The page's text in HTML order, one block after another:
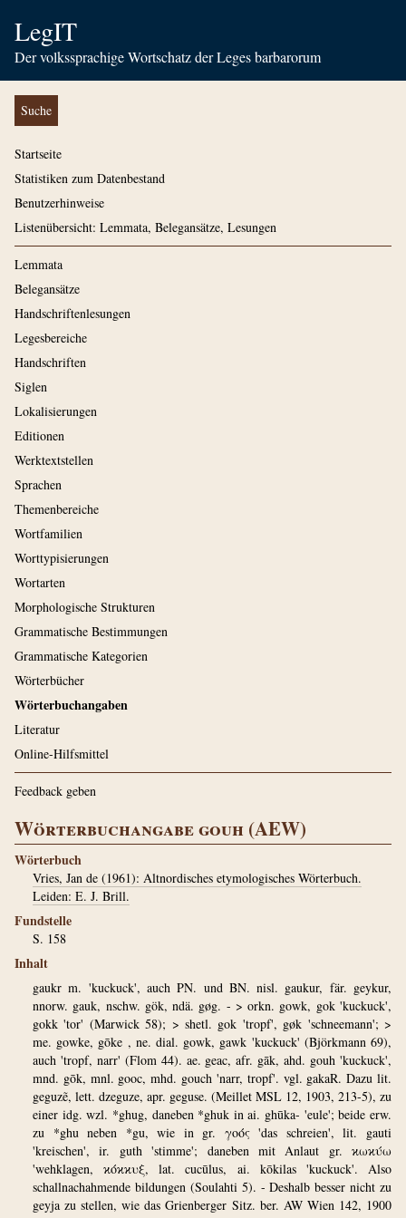
LegIT
Der volkssprachige Wortschatz der Leges barbarorum
Suche
Startseite
Statistiken zum Datenbestand
Benutzerhinweise
Listenübersicht: Lemmata, Belegansätze, Lesungen
Lemmata
Belegansätze
Handschriftenlesungen
Legesbereiche
Handschriften
Siglen
Lokalisierungen
Editionen
Werktextstellen
Sprachen
Themenbereiche
Wortfamilien
Worttypisierungen
Wortarten
Morphologische Strukturen
Grammatische Bestimmungen
Grammatische Kategorien
Wörterbücher
Wörterbuchangaben
Literatur
Online-Hilfsmittel
Feedback geben
Wörterbuchangabe gouh (AEW)
Wörterbuch
Vries, Jan de (1961): Altnordisches etymologisches Wörterbuch.
Leiden: E. J. Brill.
Fundstelle
S. 158
Inhalt
gaukr m. 'kuckuck', auch PN. und BN. nisl. gaukur, fär. geykur,
nnorw. gauk, nschw. gök, ndä. gøg. - > orkn. gowk, gok 'kuckuck',
gokk 'tor' (Marwick 58); > shetl. gok 'tropf', gøk 'schneemann'; >
me. gowke, gōke , ne. dial. gowk, gawk 'kuckuck' (Björkmann 69),
auch 'tropf, narr' (Flom 44). ae. geac, afr. gāk, ahd. gouh 'kuckuck',
mnd. gōk, mnl. gooc, mhd. gouch 'narr, tropf'. vgl. gakaR. Dazu lit.
geguzẽ, lett. dzeguze, apr. geguse. (Meillet MSL 12, 1903, 213-5), zu
einer idg. wzl. *ghug, daneben *ghuk in ai. ghūka- 'eule'; beide erw.
zu *ghu neben *gu, wie in gr. γοός 'das schreien', lit. gauti
'kreischen', ir. guth 'stimme'; daneben mit Anlaut gr. ϰωϰύω
'wehklagen, ϰόϰϰυξ, lat. cucūlus, ai. kōkilas 'kuckuck'. Also
schallnachahmende bildungen (Soulahti 5). - Deshalb besser nicht zu
geyja zu stellen, wie das Grienberger Sitz. ber. AW Wien 142, 1900